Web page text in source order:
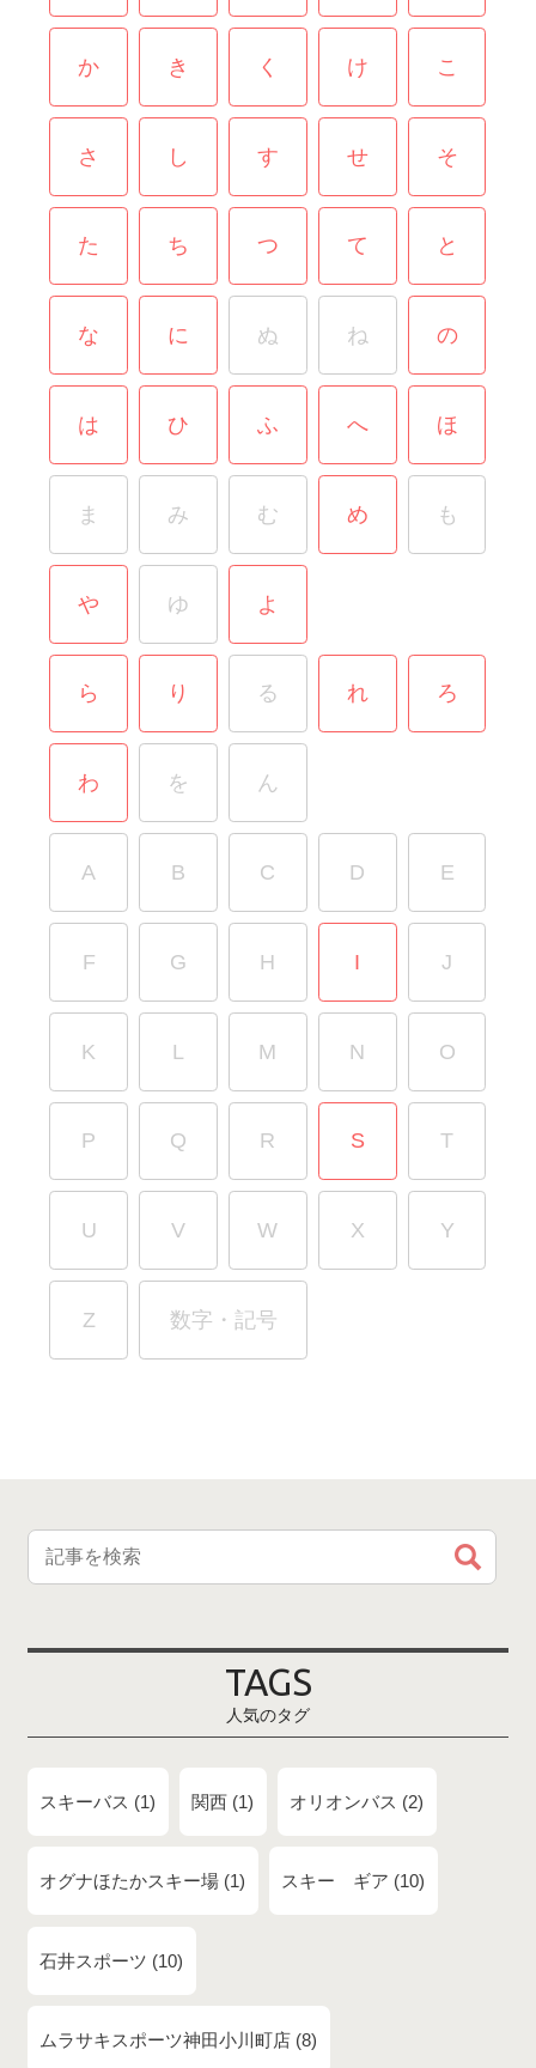
か き く け こ
さ し す せ そ
た ち つ て と
な に ぬ ね の
は ひ ふ へ ほ
ま み む め も
や ゆ よ
ら り る れ ろ
わ を ん
A B C D E
F G H I J
K L M N O
P Q R S T
U V W X Y
Z 数字・記号
TAGS
人気のタグ
スキーバス 1 関西 1 オリオンバス 2
オグナほたかスキー場 1 スキー ギア 10
石井スポーツ 10
ムラサキスポーツ神田小川町店 8